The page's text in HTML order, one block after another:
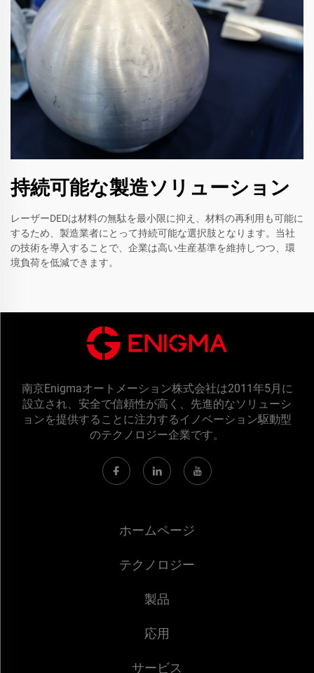
持続可能な製造ソリューション
レーザーDEDは材料の無駄を最小限に抑え、材料の再利用も可能に
するため、製造業者にとって持続可能な選択肢となります。当社
の技術を導入することで、企業は高い生産基準を維持しつつ、環
境負荷を低減できます。
南京Enigmaオートメーション株式会社は2011年5月に
設立され、安全で信頼性が高く、先進的なソリューシ
ョンを提供することに注力するイノベーション駆動型
のテクノロジー企業です。
ホームページ
テクノロジー
製品
応用
サービス